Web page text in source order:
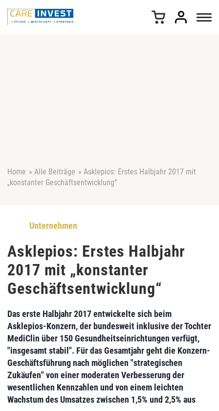
Home » Alle Beiträge » Asklepios: Erstes Halbjahr 2017 mit
„konstanter Geschäftsentwicklung“
Unternehmen
Asklepios: Erstes Halbjahr
2017 mit „konstanter
Geschäftsentwicklung“
Das erste Halbjahr 2017 entwickelte sich beim
Asklepios-Konzern, der bundesweit inklusive der Tochter
MediClin über 150 Gesundheitseinrichtungen verfügt,
"insgesamt stabil". Für dasGesamtjahrgeht die Konzern-
Geschäftsführung nach möglichen "strategischen
Zukäufen" von einer moderaten Verbesserung der
wesentlichen Kennzahlen und von einem leichten
Wachstum des Umsatzeszwischen 1,5% und 2,5% aus